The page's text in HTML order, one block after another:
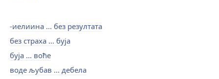
-иелиина ... без резултата
без страха ... буја
буја ... воће
воде љубав ... дебела